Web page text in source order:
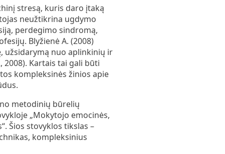
stresą, kuris daro įtaką
neužtikrina ugdymo
perdegimo sindromą,
Blyžienė A. (2008)
užsidarymą nuo aplinkinių ir
Kartais tai gali būti
kompleksinės žinios apie
metodinių būrelių
„Mokytojo emocinės,
Šios stovyklos tikslas –
kompleksinius